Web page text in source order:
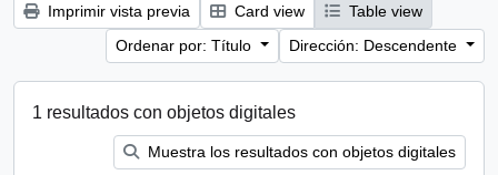
Imprimir vista previa Card view
Table view
Ordenar por: Título
Dirección: Descendente
1 resultados con objetos digitales
Muestra los resultados con objetos digitales